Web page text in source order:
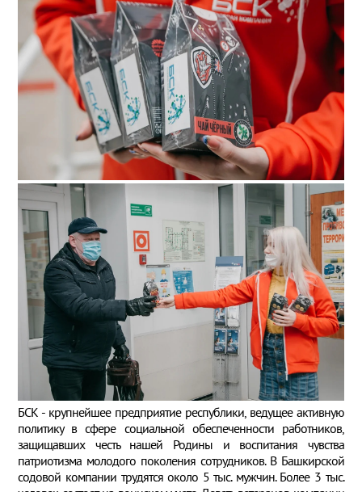
БСК - крупнейшее предприятие республики, ведущее активную
политику в сфере социальной обеспеченности работников,
защищавших честь нашей Родины и воспитания чувства
патриотизма молодого поколения сотрудников. В Башкирской
содовой компании трудятся около 5 тыс. мужчин. Более 3 тыс.